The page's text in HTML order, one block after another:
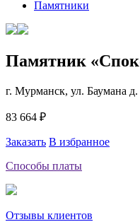
Памятники
Памятник
г. Мурманск, ул. Баумана д.
83 664 ₽
Заказать В избранное
Способы платы
Отзывы клиентов